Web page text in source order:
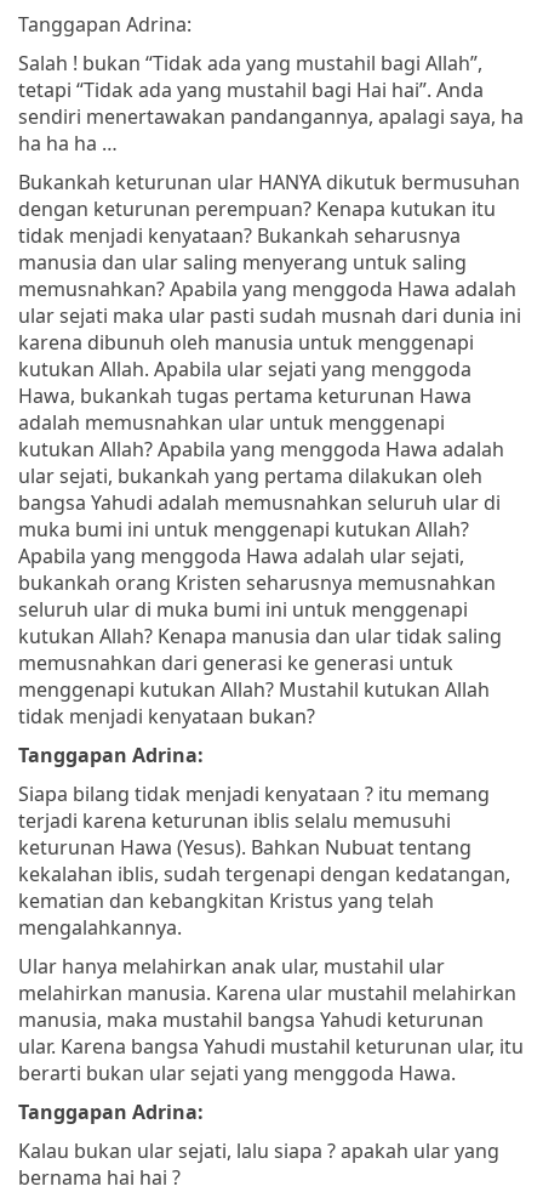
Tanggapan Adrina:
Salah ! bukan “Tidak ada yang mustahil bagi Allah”,
tetapi “Tidak ada yang mustahil bagi Hai hai”. Anda
sendiri menertawakan pandangannya, apalagi saya, ha
ha ha ha …
Bukankah keturunan ular HANYA dikutuk bermusuhan
dengan keturunan perempuan? Kenapa kutukan itu
tidak menjadi kenyataan? Bukankah seharusnya
manusia dan ular saling menyerang untuk saling
memusnahkan? Apabila yang menggoda Hawa adalah
ular sejati maka ular pasti sudah musnah dari dunia ini
karena dibunuh oleh manusia untuk menggenapi
kutukan Allah. Apabila ular sejati yang menggoda
Hawa, bukankah tugas pertama keturunan Hawa
adalah memusnahkan ular untuk menggenapi
kutukan Allah? Apabila yang menggoda Hawa adalah
ular sejati, bukankah yang pertama dilakukan oleh
bangsa Yahudi adalah memusnahkan seluruh ular di
muka bumi ini untuk menggenapi kutukan Allah?
Apabila yang menggoda Hawa adalah ular sejati,
bukankah orang Kristen seharusnya memusnahkan
seluruh ular di muka bumi ini untuk menggenapi
kutukan Allah? Kenapa manusia dan ular tidak saling
memusnahkan dari generasi ke generasi untuk
menggenapi kutukan Allah? Mustahil kutukan Allah
tidak menjadi kenyataan bukan?
Tanggapan Adrina:
Siapa bilang tidak menjadi kenyataan ? itu memang
terjadi karena keturunan iblis selalu memusuhi
keturunan Hawa (Yesus). Bahkan Nubuat tentang
kekalahan iblis, sudah tergenapi dengan kedatangan,
kematian dan kebangkitan Kristus yang telah
mengalahkannya.
Ular hanya melahirkan anak ular, mustahil ular
melahirkan manusia. Karena ular mustahil melahirkan
manusia, maka mustahil bangsa Yahudi keturunan
ular. Karena bangsa Yahudi mustahil keturunan ular, itu
berarti bukan ular sejati yang menggoda Hawa.
Tanggapan Adrina:
Kalau bukan ular sejati, lalu siapa ? apakah ular yang
bernama hai hai ?